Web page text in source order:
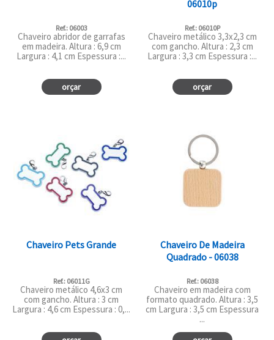
Ref.: 06003
Chaveiro abridor de garrafas
em madeira. Altura : 6,9 cm
Largura : 4,1 cm Espessura :...
orçar
06010p
Ref.: 06010P
Chaveiro metálico 3,3x2,3 cm
com gancho. Altura : 2,3 cm
Largura : 3,3 cm Espessura :...
orçar
Chaveiro Pets Grande
Ref.: 06011G
Chaveiro metálico 4,6x3 cm
com gancho. Altura : 3 cm
Largura : 4,6 cm Espessura : 0,...
Chaveiro De Madeira
Quadrado - 06038
Ref.: 06038
Chaveiro em madeira com
formato quadrado. Altura : 3,5
cm Largura : 3,5 cm Espessura
...